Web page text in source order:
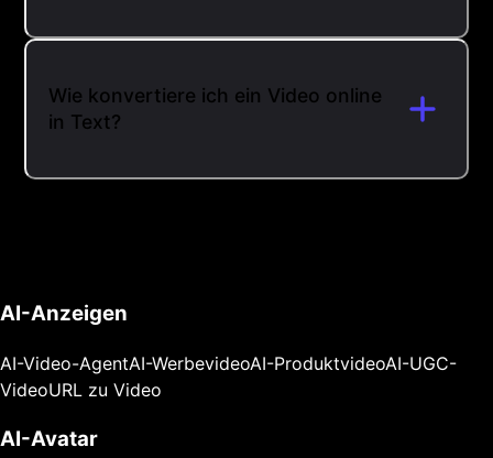
Wie konvertiere ich ein Video online
in Text?
AI-Anzeigen
AI-Video-AgentAI-WerbevideoAI-ProduktvideoAI-UGC-
VideoURL zu Video
AI-Avatar